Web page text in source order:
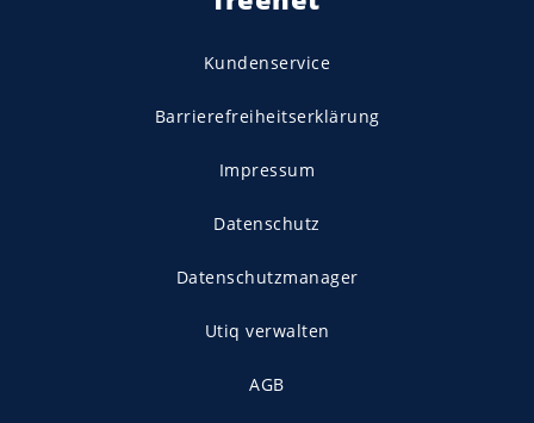
Kundenservice
Barrierefreiheitserklärung
Impressum
Datenschutz
Datenschutzmanager
Utiq verwalten
AGB